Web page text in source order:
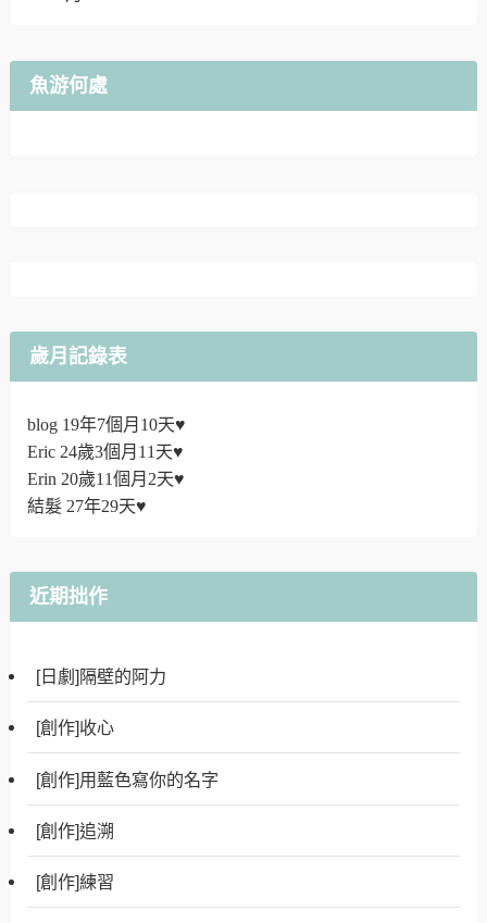
魚游何處
歲月記錄表
blog 19年7個月10天♥
Eric 24歲3個月11天♥
Erin 20歲11個月2天♥
結髮 27年29天♥
近期拙作
[日劇]隔壁的阿力
[創作]收心
[創作]用藍色寫你的名字
[創作]追溯
[創作]練習